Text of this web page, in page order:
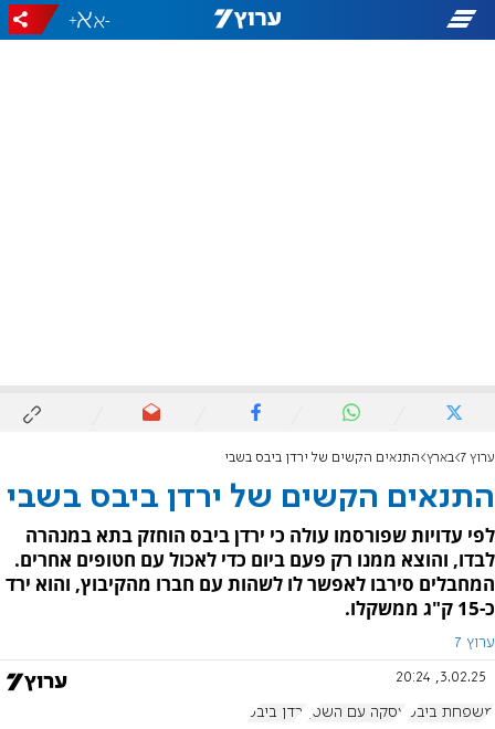
-
+
ערוץ 7 בארץ התנאים הקשים של ירדן ביבס בשבי
התנאים הקשים של ירדן ביבס בשבי
לפי עדויות שפורסמו עולה כי ירדן ביבס הוחזק בתא במנהרה
לבדו, והוצא ממנו רק פעם ביום כדי לאכול עם חטופים אחרים.
המחבלים סירבו לאפשר לו לשהות עם חברו מהקיבוץ, והוא ירד
כ-15 ק"ג ממשקלו.
ערוץ 7
3.02.25, 20:24
משפחת ביבס עסקה עם השטן ירדן ביבס